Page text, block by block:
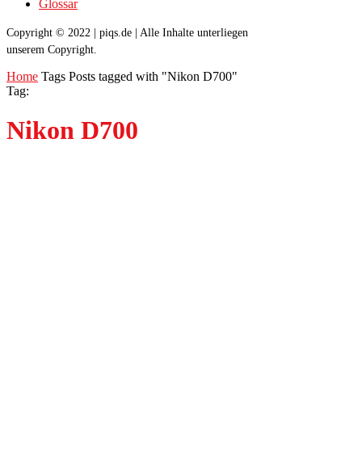
Glossar
Copyright © 2022 | piqs.de | Alle Inhalte unterliegen
unserem Copyright.
Home Tags Posts tagged with "Nikon D700"
Tag:
Nikon D700